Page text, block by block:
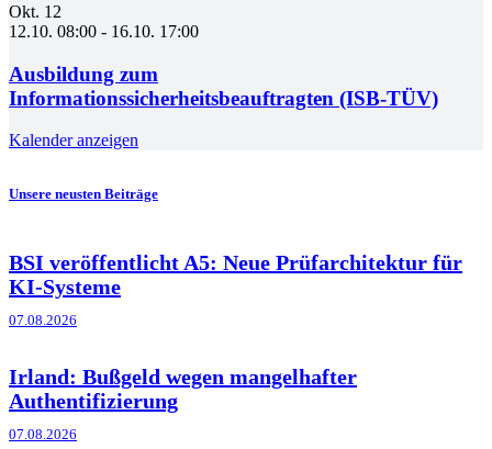
Okt. 12
12.10. 08:00 - 16.10. 17:00
Ausbildung zum
Informationssicherheitsbeauftragten (ISB-TÜV)
Kalender anzeigen
Unsere neusten Beiträge
BSI veröffentlicht A5: Neue Prüfarchitektur für
KI-Systeme
07.08.2026
Irland: Bußgeld wegen mangelhafter
Authentifizierung
07.08.2026